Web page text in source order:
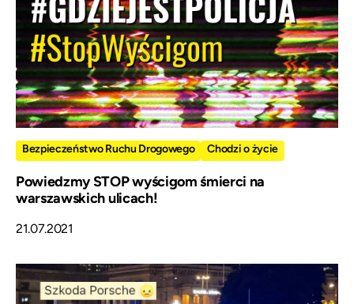
Bezpieczeństwo Ruchu Drogowego Chodzi o życie
Powiedzmy STOP wyścigom śmierci na
warszawskich ulicach!
21.07.2021